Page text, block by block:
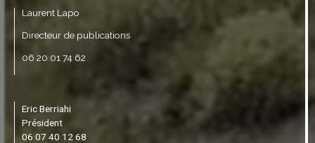
Laurent Lapo
Directeur de publications
06 20 01 74 62
Eric Berriahi
Président
06 07 40 12 68